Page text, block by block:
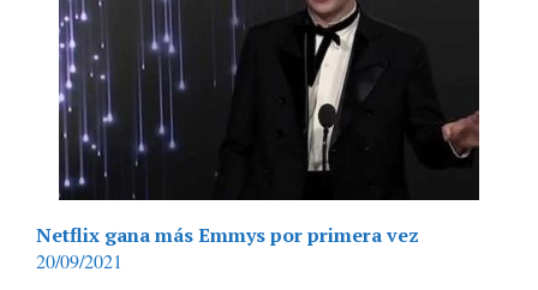
Netflix gana más Emmys por primera vez
20/09/2021